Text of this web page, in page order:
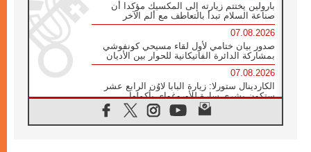
بارولين يختتم زيارته إلى المكسيك مؤكدا أن
صناعة السلام تبدأ بالتعاطف مع ألم الآخر
07.08.2026
صدور بيان ختامي لأول لقاء مسيحي كونفوشي
بمشاركة الدائرة الفاتيكانية للحوار بين الأديان
07.08.2026
الكاردينال ستورلا: زيارة البابا لاوُن الرابع عشر
ستكون بشرى سارة للأوروغواي بأكملها
الفاتيكان يعلن برنامج الزيارة الرسولية للبابا لاوُن